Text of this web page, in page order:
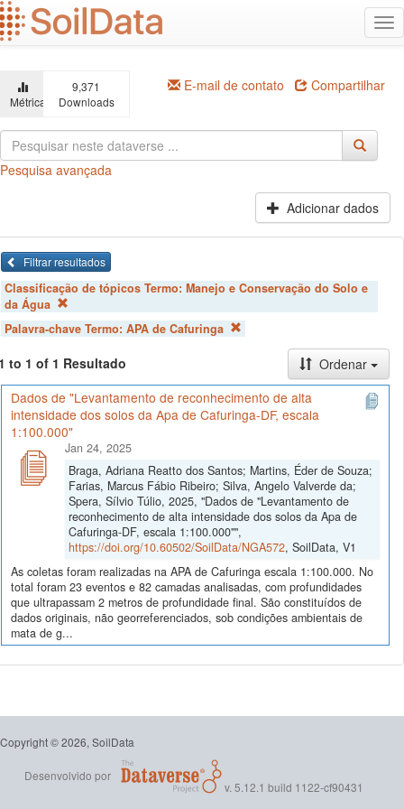
Ir
para
o
principal
Métricas
9,371
Downloads
E-mail de contato Compartilhar
Pesquisa avançada
Adicionar dados
Filtrar resultados
Classificação de tópicos Termo: Manejo e Conservação do Solo e
da Água
Palavra-chave Termo: APA de Cafuringa
to 1 of 1 Resultado
Ordenar
Dados de "Levantamento de reconhecimento de alta
intensidade dos solos da Apa de Cafuringa-DF, escala
1:100.000"
Jan 24, 2025
Braga, Adriana Reatto dos Santos; Martins, Éder de Souza;
Farias, Marcus Fábio Ribeiro; Silva, Angelo Valverde da;
Spera, Sílvio Túlio, 2025, "Dados de "Levantamento de
reconhecimento de alta intensidade dos solos da Apa de
Cafuringa-DF, escala 1:100.000"",
https://doi.org/10.60502/SoilData/NGA572, SoilData, V1
As coletas foram realizadas na APA de Cafuringa escala 1:100.000. No
total foram 23 eventos e 82 camadas analisadas, com profundidades
que ultrapassam 2 metros de profundidade final. São constituídos de
dados originais, não georreferenciados, sob condições ambientais de
mata de g...
Copyright © 2026, SoilData
Desenvolvido por
v. 5.12.1 build 1122-cf90431